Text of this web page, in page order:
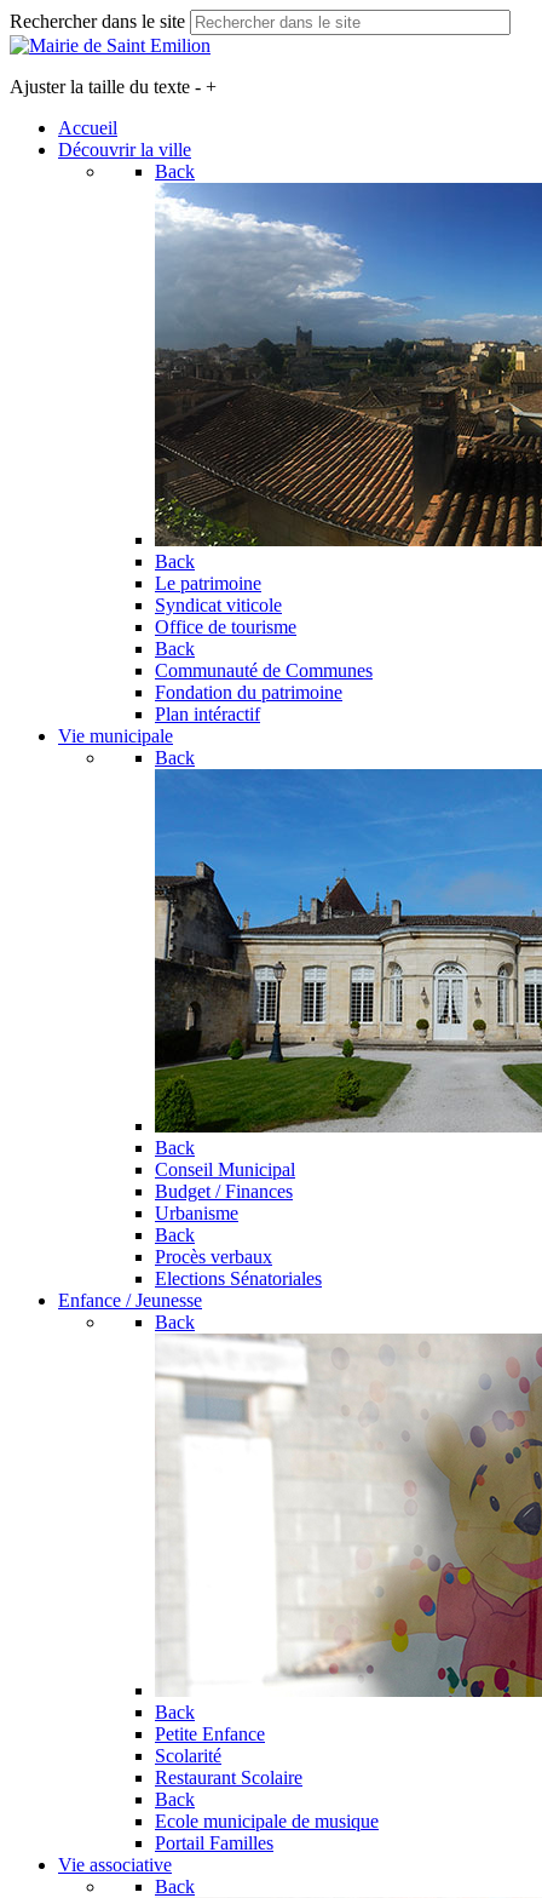
Rechercher dans le site
Ajuster la taille du texte - +
Accueil
Découvrir la ville
Back
Back
Le patrimoine
Syndicat viticole
Office de tourisme
Back
Communauté de Communes
Fondation du patrimoine
Plan intéractif
Vie municipale
Back
Back
Conseil Municipal
Budget / Finances
Urbanisme
Back
Procès verbaux
Elections Sénatoriales
Enfance / Jeunesse
Back
Back
Petite Enfance
Scolarité
Restaurant Scolaire
Back
Ecole municipale de musique
Portail Familles
Vie associative
Back